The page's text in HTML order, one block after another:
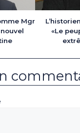
Mgr
«Le